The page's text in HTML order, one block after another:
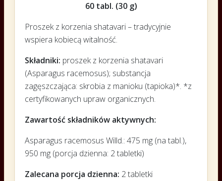
60 tabl. (30 g)
Proszek z korzenia shatavari – tradycyjnie
wspiera kobiecą witalność.
Składniki: proszek z korzenia shatavari
(Asparagus racemosus); substancja
zagęszczająca: skrobia z manioku (tapioka)*. *z
certyfikowanych upraw organicznych.
Zawartość składników aktywnych:
Asparagus racemosus Willd.: 475 mg (na tabl.),
950 mg (porcja dzienna: 2 tabletki)
Zalecana porcja dzienna: 2 tabletki